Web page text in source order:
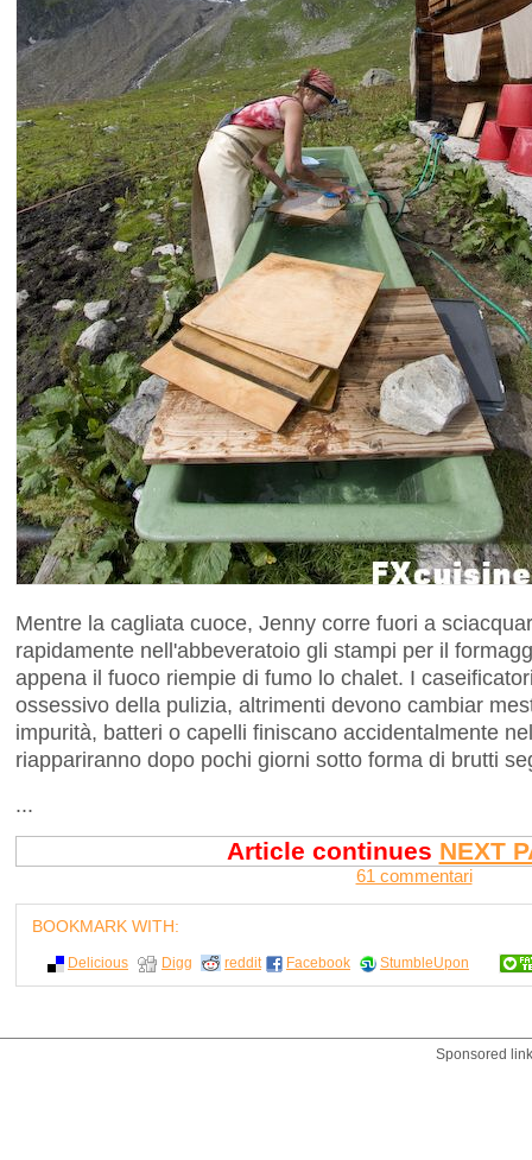
Mentre la cagliata cuoce, Jenny corre fuori a
rapidamente nell'abbeveratoio gli stampi per il
appena il fuoco riempie di fumo lo chalet. I
ossessivo della pulizia, altrimenti devono cambiar
impurità, batteri o capelli finiscano accidentalmente
riappariranno dopo pochi giorni sotto forma di brutti
...
Article continues NEXT
61 commentari
BOOKMARK WITH:
Delicious Digg reddit Facebook StumbleUpon
Sponsored